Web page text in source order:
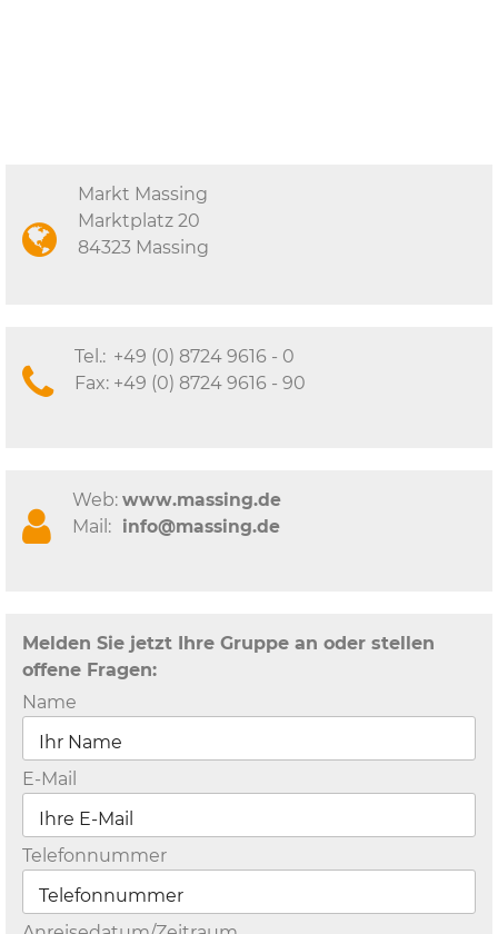
Markt Massing
Marktplatz 20
84323 Massing
Tel.: +49 (0) 8724 9616 - 0
Fax: +49 (0) 8724 9616 - 90
Web: www.massing.de
Mail: info@massing.de
Melden Sie jetzt Ihre Gruppe an oder stellen
offene Fragen:
Name
E-Mail
Telefonnummer